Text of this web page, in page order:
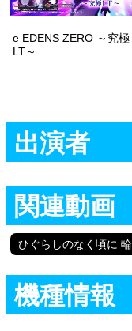
e EDENS ZERO ～究極
LT～
出演者
関連動画
ひぐらしのなく頃に
機種情報